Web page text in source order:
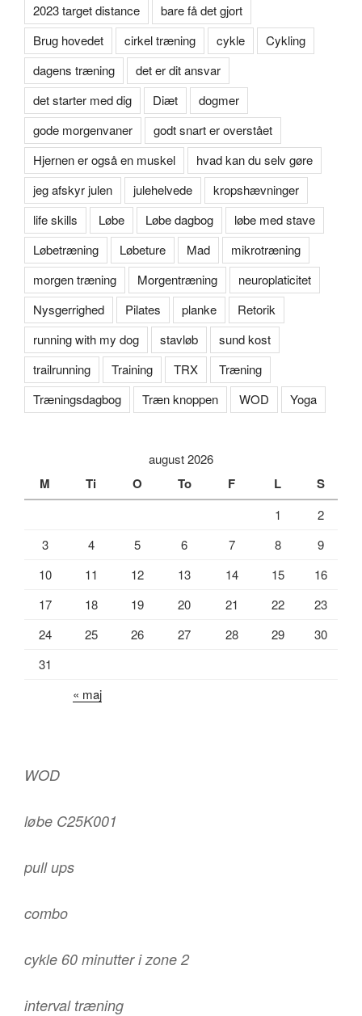
2023 target distance
bare få det gjort
Brug hovedet
cirkel træning cykle
Cykling
dagens træning
det er dit ansvar
det starter med dig
Diæt
dogmer
gode morgenvaner
godt snart er overstået
Hjernen er også en muskel
hvad kan du selv gøre
jeg afskyr julen
julehelvede
kropshævninger
life skills
Løbe Løbe dagbog
løbe med stave
Løbetræning
Løbeture Mad
mikrotræning
morgen træning
Morgentræning
neuroplaticitet
Nysgerrighed
Pilates planke
Retorik
running with my dog
stavløb
sund kost
trailrunning
Training TRX
Træning
Træningsdagbog
Træn knoppen WOD Yoga
august 2026
M Ti O To F L S
1
2
3
4 5 6 7 8
9
10
11 12 13 14 15
16
17
18 19 20 21 22
23
24
25 26 27 28 29
30
31
« maj
WOD
løbe C25K001
pull ups
combo
cykle 60 minutter i zone 2
interval træning